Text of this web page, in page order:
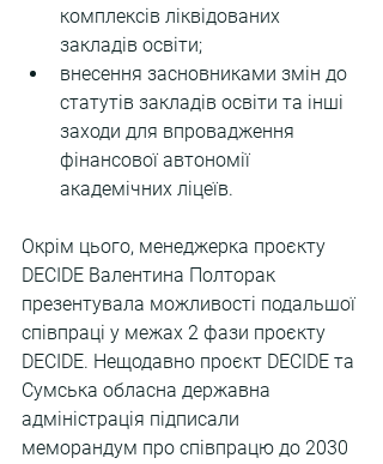
комплексів ліквідованих
закладів освіти;
внесення засновниками змін до
статутів закладів освіти та інші
заходи для впровадження
фінансової автономії
академічних ліцеїв.
Окрім цього, менеджерка проєкту
DECIDE Валентина Полторак
презентувала можливості подальшої
співпраці у межах 2 фази проєкту
DECIDE. Нещодавно проєкт DECIDE та
Сумська обласна державна
адміністрація підписали
меморандум про співпрацю до 2030